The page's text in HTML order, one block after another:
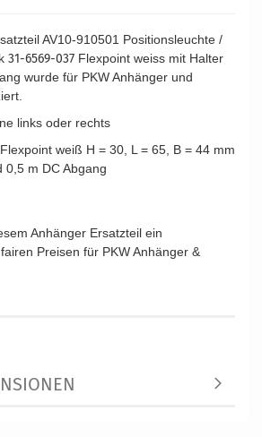
AV10-910501 Positionsleuchte /
31-6569-037 Flexpoint weiss mit Halter
wurde für PKW Anhänger und
links oder rechts
weiß H = 30, L = 65, B = 44 mm
0,5 m DC Abgang
Anhänger Ersatzteil ein
Preisen für PKW Anhänger &